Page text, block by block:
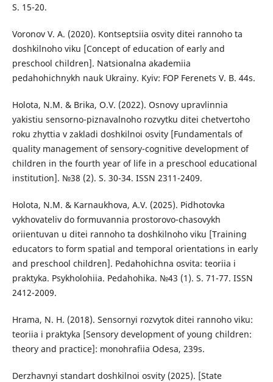
S. 15-20.
Voronov V. A. (2020). Kontseptsiia osvity ditei rannoho ta
doshkilnoho viku [Concept of education of early and
preschool children]. Natsionalna akademiia
pedahohichnykh nauk Ukrainy. Kyiv: FOP Ferenets V. B. 44s.
Holota, N.M. & Brika, O.V. (2022). Osnovy upravlinnia
yakistiu sensorno-piznavalnoho rozvytku ditei chetvertoho
roku zhyttia v zakladi doshkilnoi osvity [Fundamentals of
quality management of sensory-cognitive development of
children in the fourth year of life in a preschool educational
institution]. №38 (2). S. 30-34. ISSN 2311-2409.
Holota, N.M. & Karnaukhova, A.V. (2025). Pidhotovka
vykhovateliv do formuvannia prostorovo-chasovykh
oriientuvan u ditei rannoho ta doshkilnoho viku [Training
educators to form spatial and temporal orientations in early
and preschool children]. Pedahohichna osvita: teoriia i
praktyka. Psykholohiia. Pedahohika. №43 (1). S. 71-77. ISSN
2412-2009.
Hrama, N. H. (2018). Sensornyi rozvytok ditei rannoho viku:
teoriia i praktyka [Sensory development of young children:
theory and practice]: monohrafiia Odesa, 239s.
Derzhavnyi standart doshkilnoi osvity (2025). [State